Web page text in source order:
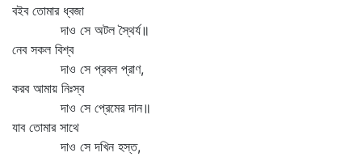
বইব তোমার ধ্বজা
দাও সে অটল স্থৈর্য॥
নেব সকল বিশ্ব
দাও সে প্রবল প্রাণ,
করব আমায় নিঃস্ব
দাও সে প্রেমের দান॥
যাব তোমার সাথে
দাও সে দখিন হস্ত,